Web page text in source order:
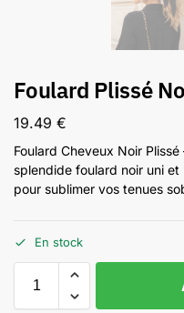
Foulard Plissé
19.49 €
Foulard Cheveux Noir Plissé
splendide foulard noir uni
pour sublimer vos tenues
En stock